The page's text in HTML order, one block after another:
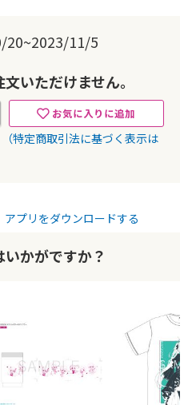
20~2023/11/5
いただけません。
お気に入りに追加
（特定商取引法に基づく表示は
アプリをダウンロードする
かがですか？